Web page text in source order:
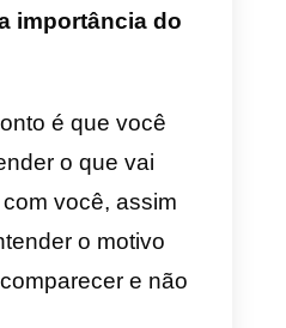
a pessoa nunca
o valor do
está sendo
isso pode ajudá-la
resultados e seus